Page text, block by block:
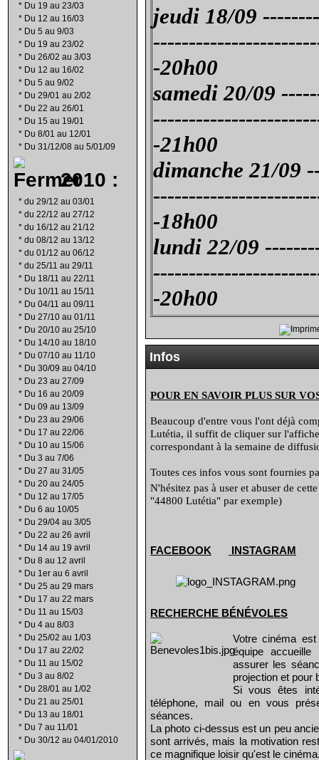
* Du 19 au 23/03
* Du 12 au 16/03
* Du 5 au 9/03
* Du 19 au 23/02
* Du 26/02 au 3/03
* Du 12 au 16/02
* Du 5 au 9/02
* Du 29/01 au 2/02
* Du 22 au 26/01
* Du 15 au 19/01
* Du 8/01 au 12/01
* Du 31/12/08 au 5/01/09
2010 :
* du 29/12 au 03/01
* du 22/12 au 27/12
* du 16/12 au 21/12
* du 08/12 au 13/12
* du 01/12 au 06/12
* du 25/11 au 29/11
* Du 18/11 au 22/11
* Du 10/11 au 15/11
* Du 04/11 au 09/11
* Du 27/10 au 01/11
* Du 20/10 au 25/10
* Du 14/10 au 18/10
* Du 07/10 au 11/10
* Du 30/09 au 04/10
* Du 23 au 27/09
* Du 16 au 20/09
* Du 09 au 13/09
* Du 23 au 29/06
* Du 17 au 22/06
* Du 10 au 15/06
* Du 3 au 7/06
* Du 27 au 31/05
* Du 20 au 24/05
* Du 12 au 17/05
* Du 6 au 10/05
* Du 29/04 au 3/05
* Du 22 au 26 avril
* Du 14 au 19 avril
* Du 8 au 12 avril
* Du 1er au 6 avril
* Du 25 au 29 mars
* Du 17 au 22 mars
* Du 11 au 15/03
* Du 4 au 8/03
* Du 25/02 au 1/03
* Du 17 au 22/02
* Du 11 au 15/02
* Du 3 au 8/02
* Du 28/01 au 1/02
* Du 21 au 25/01
* Du 13 au 18/01
* Du 7 au 11/01
* Du 30/12 au 04/01/2010
jeudi 18/09
-20h00
samedi 20/09
-21h00
dimanche 21/09
-18h00
lundi 22/09
-20h00
Infos
POUR EN SAVOIR PLUS SUR
Beaucoup d'entre vous l'ont déjà
Lutétia, il suffit de cliquer sur l'affiche
correspondant à la semaine de
Toutes ces infos vous sont fournies
N'hésitez pas à user et abuser de
"44800 Lutétia" par exemple)
FACEBOOK INSTAGRAM
RECHERCHE BÉNÉVOLES
Votre cinéma
équipe
assurer les
projection et pour
Si vous êtes
téléphone, mail ou en vous
séances.
La photo ci-dessus est un peu
sont arrivés, mais la motivation
ce magnifique loisir qu'est le